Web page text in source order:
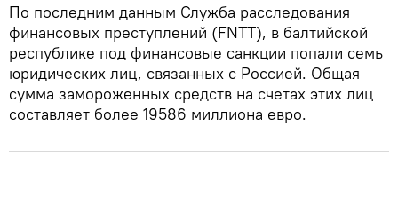
По последним данным Служба расследования
финансовых преступлений (FNTT), в балтийской
республике под финансовые санкции попали семь
юридических лиц, связанных с Россией. Общая
сумма замороженных средств на счетах этих лиц
составляет более 19586 миллиона евро.